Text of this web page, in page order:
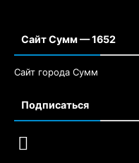
Сайт Сумм — 1652
Сайт города Сумм
Подписаться